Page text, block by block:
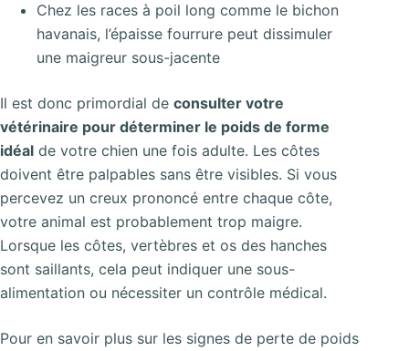
Chez les races à poil long comme le bichon
havanais, l’épaisse fourrure peut dissimuler
une maigreur sous-jacente
Il est donc primordial de consulter votre
vétérinaire pour déterminer le poids de forme
idéal de votre chien une fois adulte. Les côtes
doivent être palpables sans être visibles. Si vous
percevez un creux prononcé entre chaque côte,
votre animal est probablement trop maigre.
Lorsque les côtes, vertèbres et os des hanches
sont saillants, cela peut indiquer une sous-
alimentation ou nécessiter un contrôle médical.
Pour en savoir plus sur les signes de perte de poids